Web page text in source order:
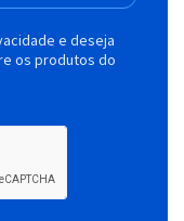
e deseja
os produtos do